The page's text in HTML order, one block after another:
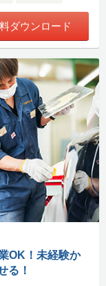
ダウンロード
OK！未経験か
る！